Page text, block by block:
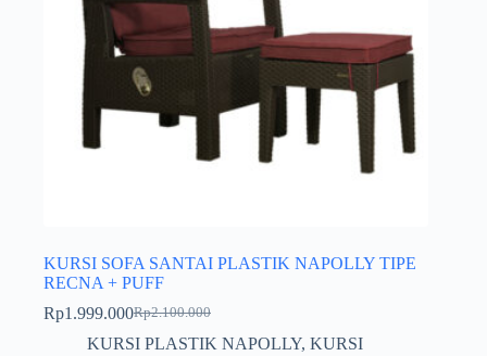
KURSI SOFA SANTAI PLASTIK NAPOLLY TIPE
RECNA + PUFF
Rp2.100.000
Harga
aslinya
Rp1.999.000Harga
saat
KURSI PLASTIK NAPOLLY, KURSI